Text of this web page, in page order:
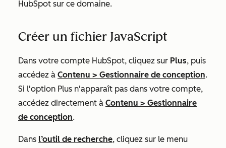
HubSpot sur ce domaine.
Créer un fichier JavaScript
Dans votre compte HubSpot, cliquez sur Plus, puis
accédez à Contenu > Gestionnaire de conception.
Si l'option Plus n'apparaît pas dans votre compte,
accédez directement à Contenu > Gestionnaire
de conception.
Dans l’outil de recherche, cliquez sur le menu